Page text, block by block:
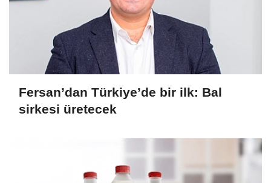
Fersan’dan Türkiye’de bir ilk: Bal
sirkesi üretecek